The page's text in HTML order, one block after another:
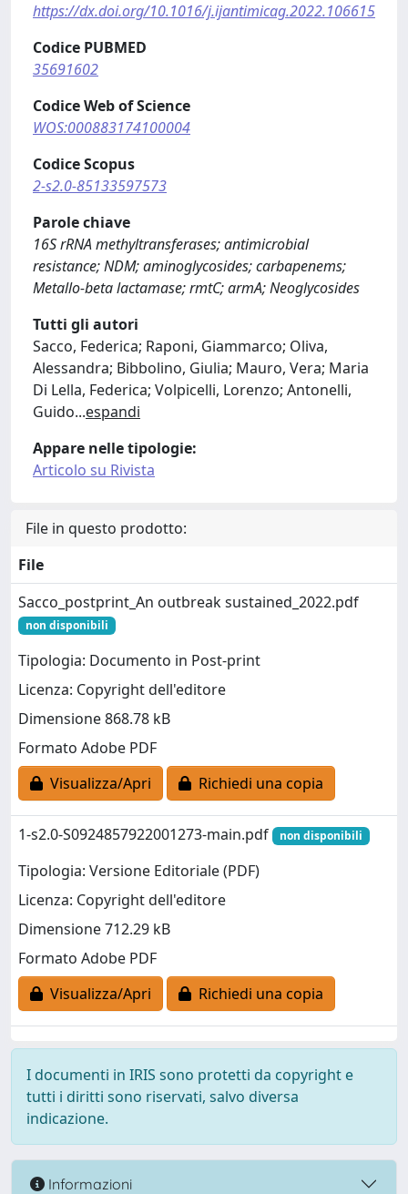
https://dx.doi.org/10.1016/j.ijantimicag.2022.106615
Codice PUBMED
35691602
Codice Web of Science
WOS:000883174100004
Codice Scopus
2-s2.0-85133597573
Parole chiave
16S rRNA methyltransferases; antimicrobial
resistance; NDM; aminoglycosides; carbapenems;
Metallo-beta lactamase; rmtC; armA; Neoglycosides
Tutti gli autori
Sacco, Federica; Raponi, Giammarco; Oliva,
Alessandra; Bibbolino, Giulia; Mauro, Vera; Maria
Di Lella, Federica; Volpicelli, Lorenzo; Antonelli,
Guido...espandi
Appare nelle tipologie:
Articolo su Rivista
File in questo prodotto:
File
Sacco_postprint_An outbreak sustained_2022.pdf
non disponibili
Tipologia: Documento in Post-print
Licenza: Copyright dell'editore
Dimensione 868.78 kB
Formato Adobe PDF
Visualizza/Apri
Richiedi una copia
1-s2.0-S0924857922001273-main.pdf non disponibili
Tipologia: Versione Editoriale (PDF)
Licenza: Copyright dell'editore
Dimensione 712.29 kB
Formato Adobe PDF
Visualizza/Apri
Richiedi una copia
I documenti in IRIS sono protetti da copyright e
tutti i diritti sono riservati, salvo diversa
indicazione.
Informazioni